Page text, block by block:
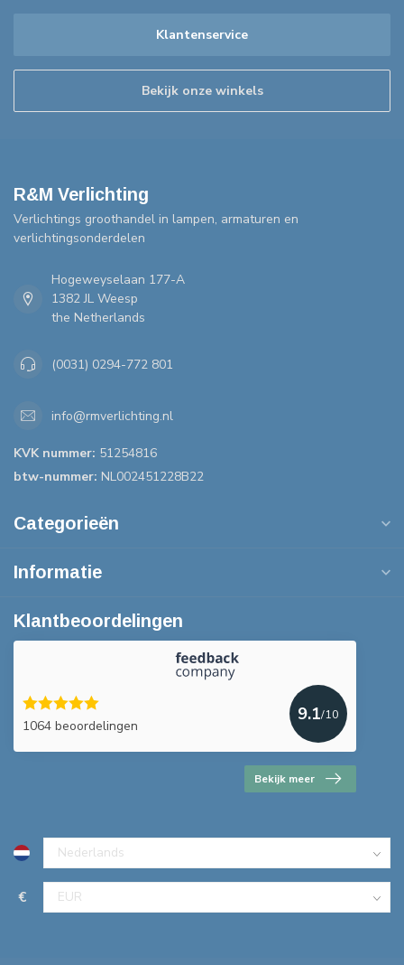
Klantenservice
Bekijk onze winkels
R&M Verlichting
Verlichtings groothandel in lampen, armaturen en
verlichtingsonderdelen
Hogeweyselaan 177-A
1382 JL Weesp
the Netherlands
(0031) 0294-772 801
info@rmverlichting.nl
KVK nummer: 51254816
btw-nummer: NL002451228B22
Categorieën
Informatie
Klantbeoordelingen
1064 beoordelingen
9.1/10
Bekijk meer
€